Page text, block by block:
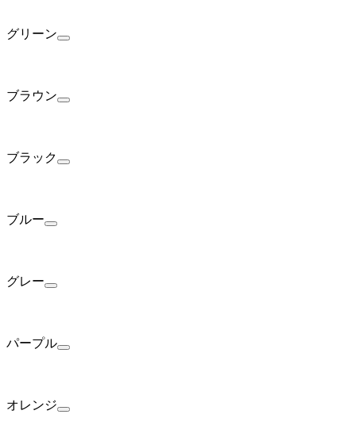
グリーン
ブラウン
ブラック
ブルー
グレー
パープル
オレンジ